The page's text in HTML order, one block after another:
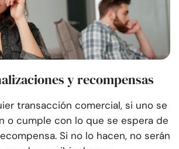
y recompensas
transacción comercial, si uno se
o cumple con lo que se espera de
Si no lo hacen, no serán